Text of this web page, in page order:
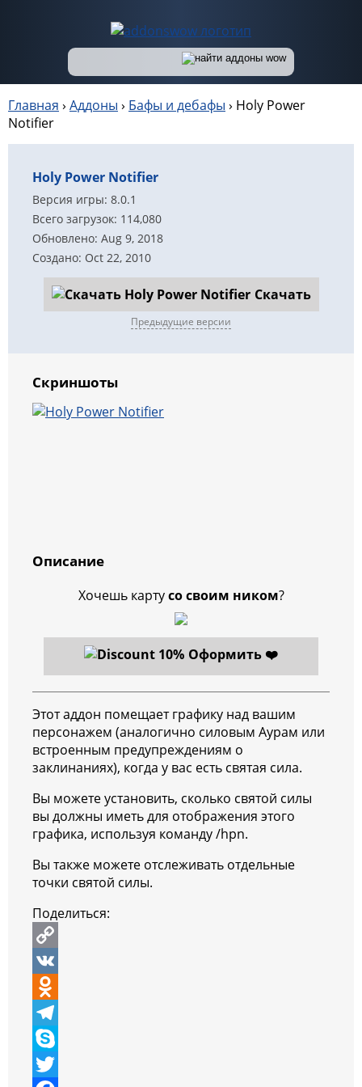
Главная › Аддоны › Бафы и дебафы › Holy Power
Notifier
Holy Power Notifier
Версия игры: 8.0.1
Всего загрузок: 114,080
Обновлено: Aug 9, 2018
Создано: Oct 22, 2010
Скачать
Предыдущие версии
Скриншоты
Описание
Хочешь картусо своим ником?
Оформить ❤️
Этот аддон помещает графику над вашим
персонажем (аналогично силовым Аурам или
встроенным предупреждениям о
заклинаниях), когда у вас есть святая сила.
Вы можете установить, сколько святой силы
вы должны иметь для отображения этого
графика, используя команду /hpn.
Вы также можете отслеживать отдельные
точки святой силы.
Поделиться:
C
o
p
y
L
V
K
O
d
n
T
eS